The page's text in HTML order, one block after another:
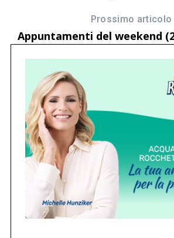
Prossimo articolo
Appuntamenti del weekend